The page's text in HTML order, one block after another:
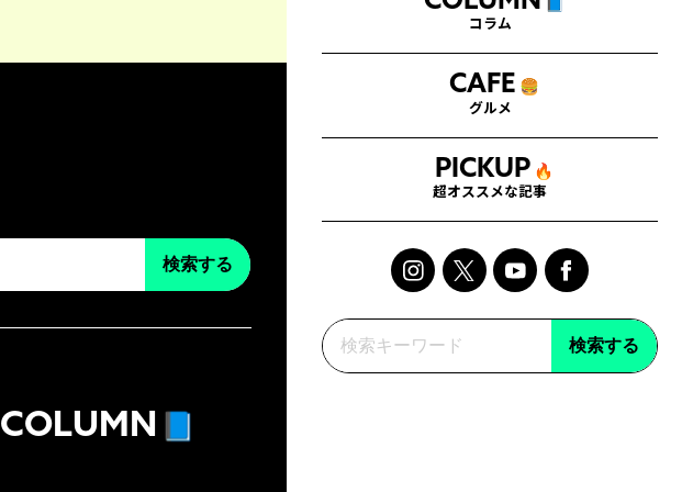
コラム
CAFE 🍔
グルメ
PICKUP 🔥
超オススメな記事
検索する
検索する
COLUMN